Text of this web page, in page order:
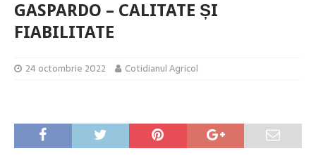
GASPARDO – CALITATE ȘI
FIABILITATE
24 octombrie 2022 Cotidianul Agricol